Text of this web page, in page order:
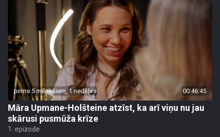
pirms 5 mēnešiem, 1 nedēļas 00:46:45
Māra Upmane-Holšteine atzīst, ka arī viņu nu jau
skārusi pusmūža krīze
1. epizode